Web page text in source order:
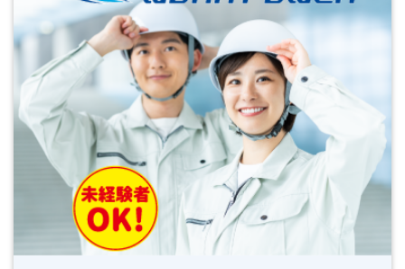
ください！■ 皆様からのご応募お待ちしております！！